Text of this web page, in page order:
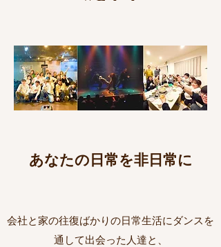
​あなたの日常を非日常に
会社と家の往復ばかりの日常生活にダンスを
通して出会った人達と、